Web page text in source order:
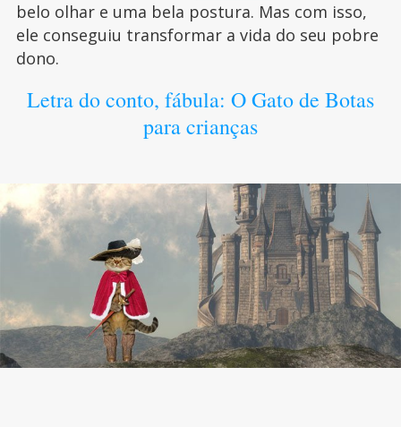
belo olhar e uma bela postura. Mas com isso,
ele conseguiu transformar a vida do seu pobre
dono.
Letra do conto, fábula: O Gato de Botas
para crianças